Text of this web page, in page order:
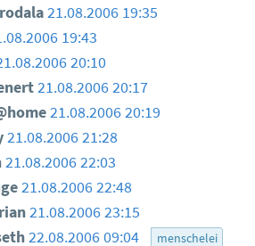
21.08.2006 19:35
19:43
20:10
21.08.2006 20:17
21.08.2006 20:19
21.08.2006 21:28
21.08.2006 22:03
21.08.2006 22:48
21.08.2006 23:15
22.08.2006 09:04 menschelei